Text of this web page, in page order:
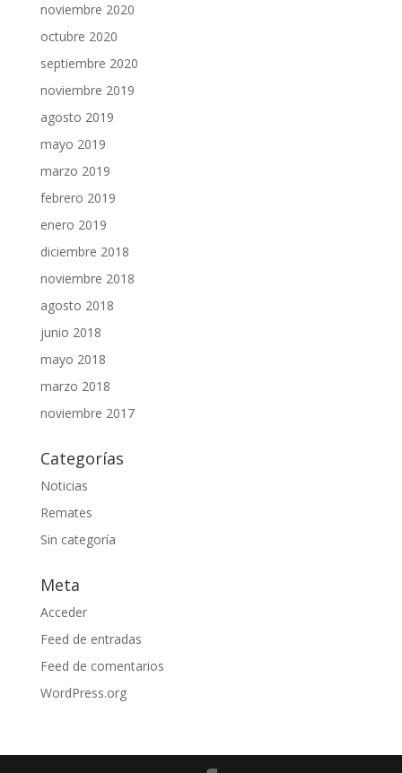
noviembre 2020
octubre 2020
septiembre 2020
noviembre 2019
agosto 2019
mayo 2019
marzo 2019
febrero 2019
enero 2019
diciembre 2018
noviembre 2018
agosto 2018
junio 2018
mayo 2018
marzo 2018
noviembre 2017
Categorías
Noticias
Remates
Sin categoría
Meta
Acceder
Feed de entradas
Feed de comentarios
WordPress.org